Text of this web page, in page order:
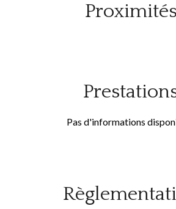
Proximités
Pas d'informations